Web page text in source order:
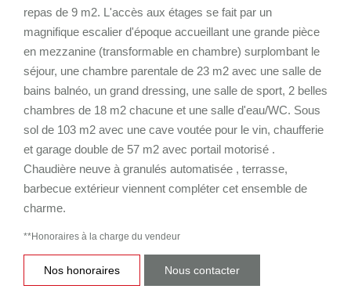
repas de 9 m2. L'accès aux étages se fait par un
magnifique escalier d'époque accueillant une grande pièce
en mezzanine (transformable en chambre) surplombant le
séjour, une chambre parentale de 23 m2 avec une salle de
bains balnéo, un grand dressing, une salle de sport, 2 belles
chambres de 18 m2 chacune et une salle d'eau/WC. Sous
sol de 103 m2 avec une cave voutée pour le vin, chaufferie
et garage double de 57 m2 avec portail motorisé .
Chaudière neuve à granulés automatisée , terrasse,
barbecue extérieur viennent compléter cet ensemble de
charme.
**Honoraires à la charge du vendeur
Nos honoraires Nous contacter